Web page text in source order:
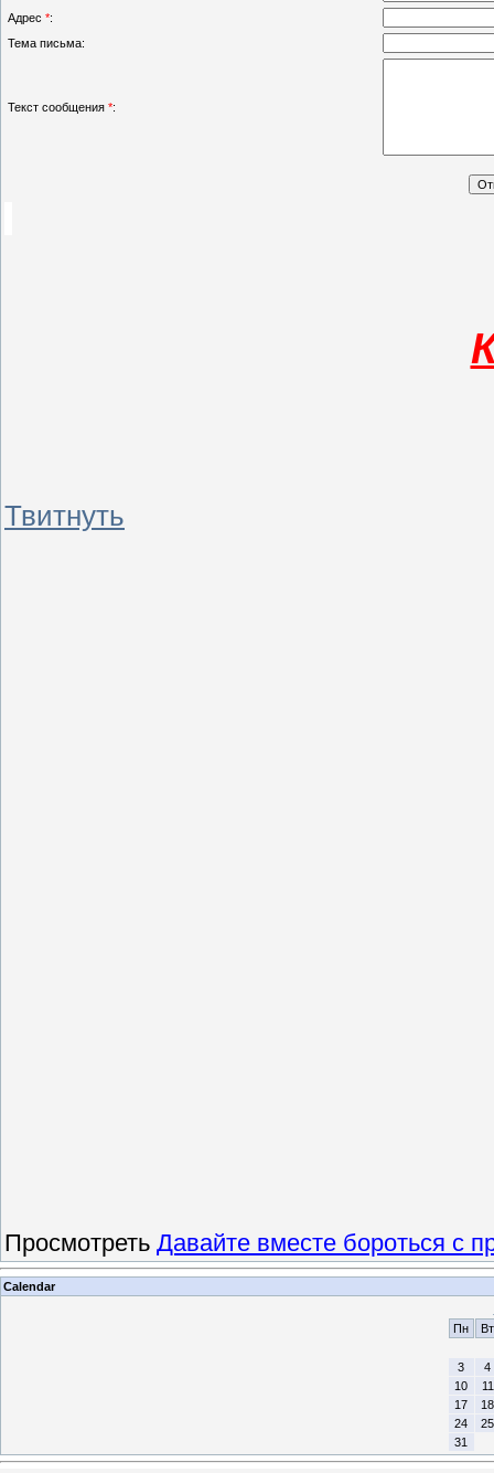
Адрес *:
Тема письма:
Текст сообщения *:
Твитнуть
Просмотреть Давайте вместе бороться с
Calendar
Пн
Вт
3
4
10
11
17
18
24
25
31